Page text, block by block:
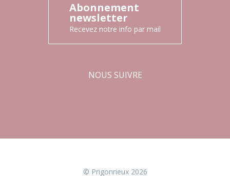
Abonnement
newsletter
Recevez notre info par mail
NOUS SUIVRE
© Prigonrieux 2026